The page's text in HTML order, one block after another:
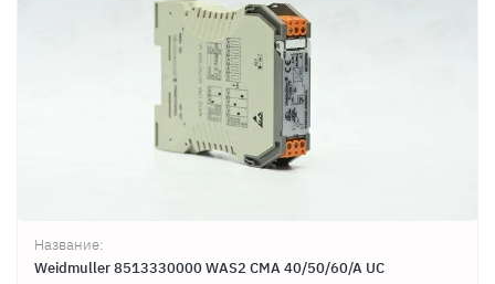
Название:
Weidmuller 8513330000 WAS2 CMA 40/50/60/A UC